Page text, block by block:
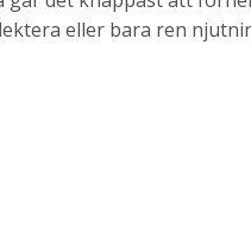
eller bara ren